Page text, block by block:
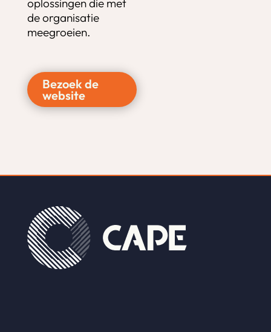
oplossingen die met
de organisatie
meegroeien.
Bezoek de
website